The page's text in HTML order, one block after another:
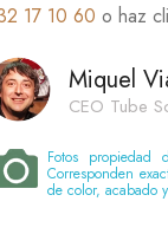
17 10 60 o haz
Miquel
CEO Tube
Fotos propiedad
Corresponden
de color, acabado